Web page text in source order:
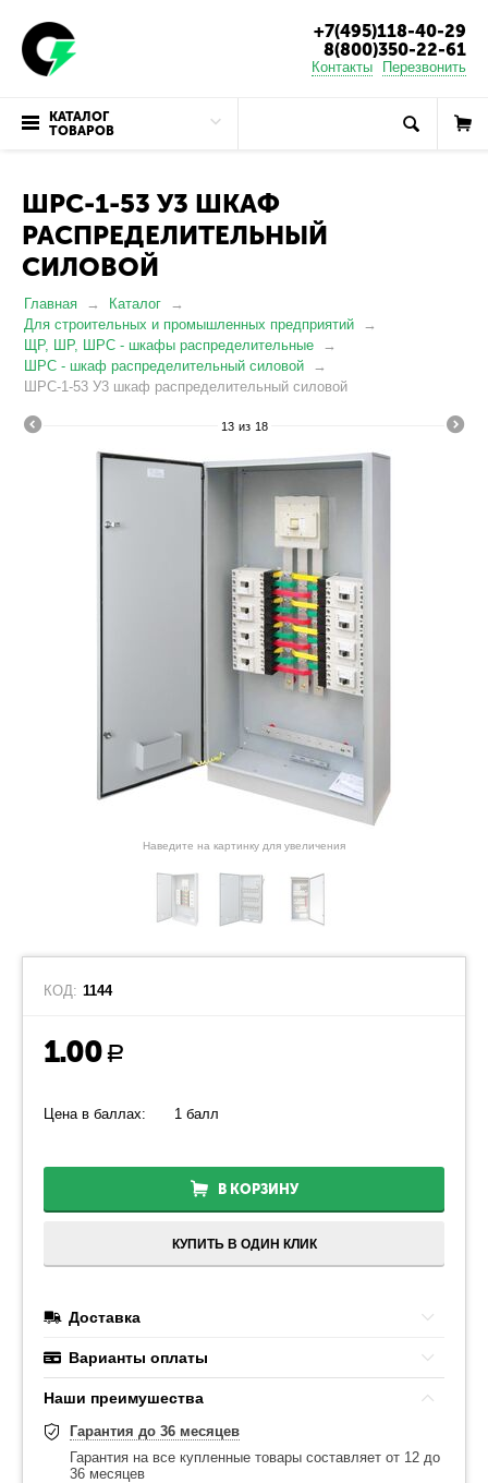
+7(495)118-40-29
8(800)350-22-61
Контакты Перезвонить
КАТАЛОГ
ТОВАРОВ
ШРС-1-53 У3 ШКАФ
РАСПРЕДЕЛИТЕЛЬНЫЙ
СИЛОВОЙ
Главная
Каталог
Для строительных и промышленных предприятий
ЩР, ШР, ШРС - шкафы распределительные
ШРС - шкаф распределительный силовой
ШРС-1-53 У3 шкаф распределительный силовой
13 из 18
Наведите на картинку для увеличения
КОД: 1144
1.00 Р
Цена в баллах: 1 балл
В КОРЗИНУ
КУПИТЬ В ОДИН КЛИК
Доставка
Варианты оплаты
Наши преимушества
Гарантия до 36 месяцев
Гарантия на все купленные товары составляет от 12 до
36 месяцев